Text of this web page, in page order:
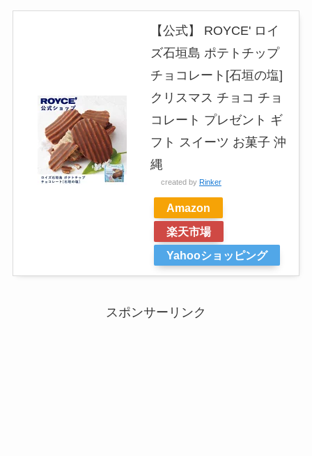
【公式】 ROYCE' ロイ
ズ石垣島 ポテトチップ
チョコレート[石垣の塩]
クリスマス チョコ チョ
コレート プレゼント ギ
フト スイーツ お菓子 沖
縄
created by Rinker
Amazon
楽天市場
Yahooショッピング
スポンサーリンク